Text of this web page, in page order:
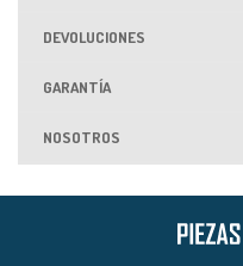
DEVOLUCIONES
GARANTÍA
NOSOTROS